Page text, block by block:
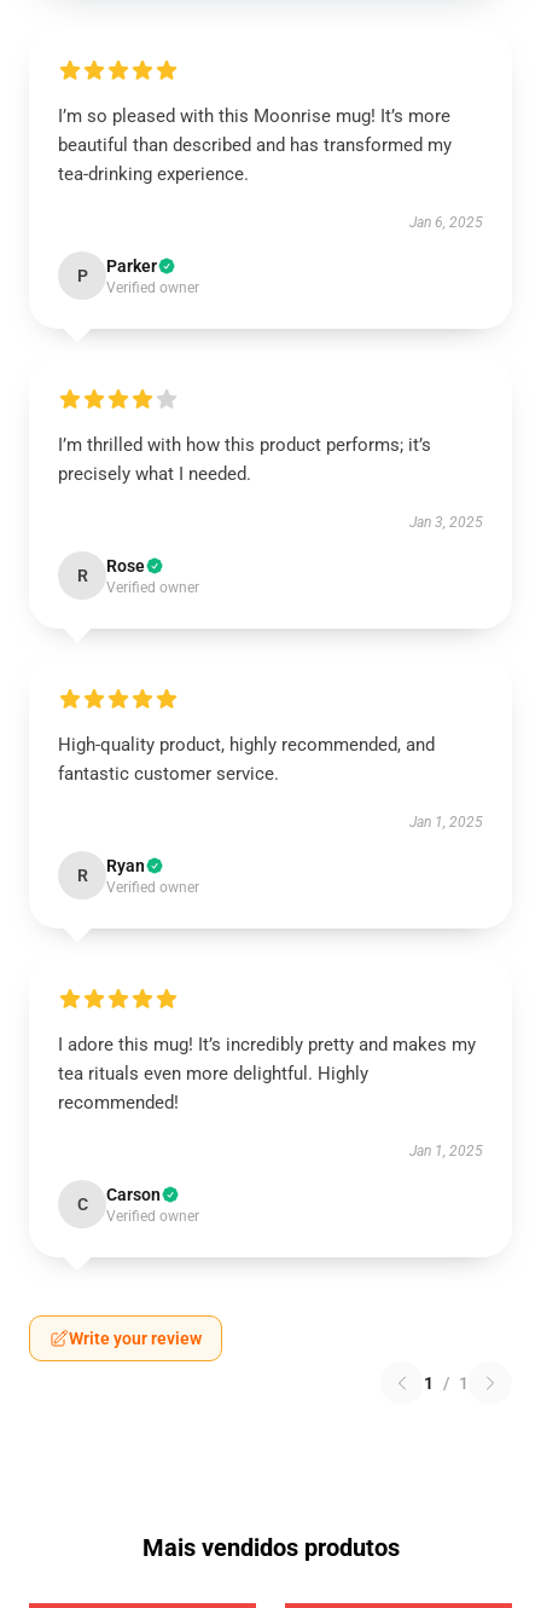
I’m so pleased with this Moonrise mug! It’s more
beautiful than described and has transformed my
tea-drinking experience.
Jan 6, 2025
P Parker
Verified owner
I’m thrilled with how this product performs; it’s
precisely what I needed.
Jan 3, 2025
R Rose
Verified owner
High-quality product, highly recommended, and
fantastic customer service.
Jan 1, 2025
R Ryan
Verified owner
I adore this mug! It’s incredibly pretty and makes my
tea rituals even more delightful. Highly
recommended!
Jan 1, 2025
C Carson
Verified owner
Write your review
1 / 1
Mais vendidos produtos